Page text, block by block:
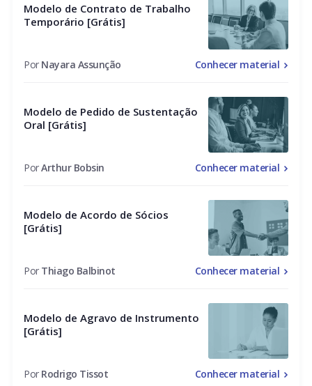
Modelo de Contrato de Trabalho
Temporário [Grátis]
Por Nayara Assunção Conhecer material
Modelo de Pedido de Sustentação
Oral [Grátis]
PorArthur Bobsin Conhecer material
Modelo de Acordo de Sócios
[Grátis]
Por Thiago Balbinot Conhecer material
Modelo de Agravo de Instrumento
[Grátis]
Por Rodrigo Tissot Conhecer material